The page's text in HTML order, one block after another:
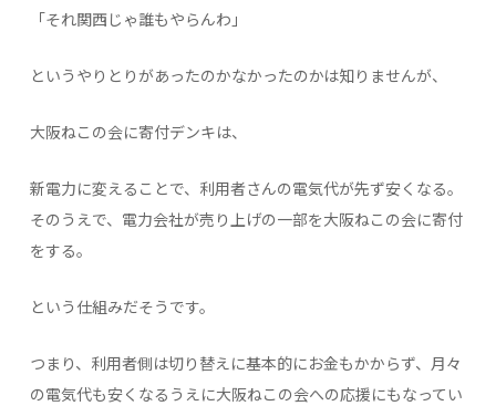
「それ関西じゃ誰もやらんわ」
というやりとりがあったのかなかったのかは知りませんが、
大阪ねこの会に寄付デンキは、
新電力に変えることで、利用者さんの電気代が先ず安くなる。
そのうえで、電力会社が売り上げの一部を大阪ねこの会に寄付
をする。
という仕組みだそうです。
つまり、利用者側は切り替えに基本的にお金もかからず、月々
の電気代も安くなるうえに大阪ねこの会への応援にもなってい